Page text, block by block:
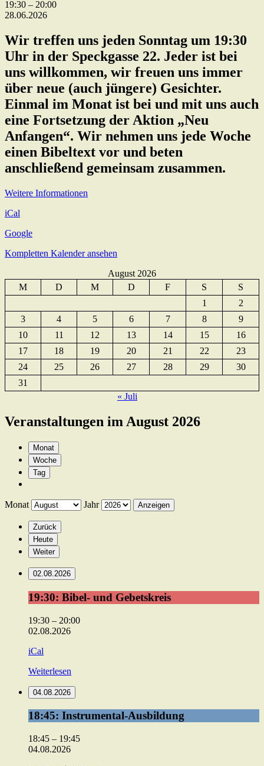
Bibel-
und
19:30 – 20:00
28.06.2026
Wir treffen uns jeden Sonntag um 19:30
Uhr in der Speckgasse 22. Jeder ist bei
uns willkommen, wir freuen uns immer
über neue (auch jüngere) Gesichter.
Einmal im Monat ist bei und mit uns auch
eine Fortsetzung der Aktion „Neu
Anfangen“. Wir nehmen uns jede Woche
einen Bibeltext vor und beten
anschließend gemeinsam zusammen.
Weitere Informationen
iCal
Google
Kompletten Kalender ansehen
August 2026
M
D M D F S
S
1
2
3
4 5 6 7 8
9
10
11 12 13 14 15
16
17
18 19 20 21 22
23
24
25 26 27 28 29
30
31
« Juli
Veranstaltungen im August 2026
Monat
Woche
Tag
Monat Jahr
Zurück
Heute
Weiter
02.08.2026
19:30:
Bibel-
und
Gebetskreis
19:30: Bibel- und Gebetskreis
19:30 – 20:00
02.08.2026
iCal
Weiterlesen
04.08.2026
18:45:
Instrumental-
Ausbildung
18:45: Instrumental-Ausbildung
18:45 – 19:45
04.08.2026